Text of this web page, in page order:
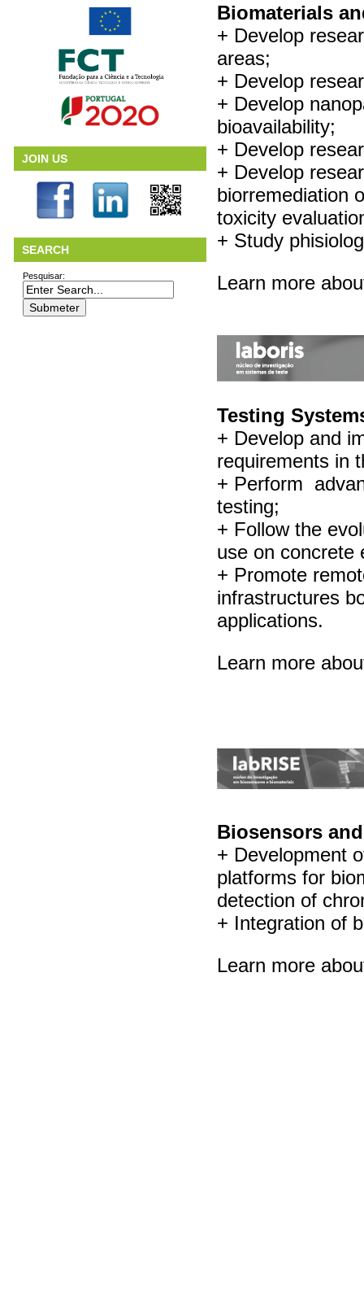
JOIN US
SEARCH
Pesquisar:
Biomaterials
+ Develop
areas;
+ Develop
+ Develop
bioavailability;
+ Develop
+ Develop
biorremediation
toxicity
+ Study
Learn more
Testing
+ Develop and
requirements in
+ Perform
testing;
+ Follow the
use on concrete
+ Promote
infrastructures
applications.
Learn more
Biosensors
+ Development
platforms for
detection of
+ Integration of
Learn more